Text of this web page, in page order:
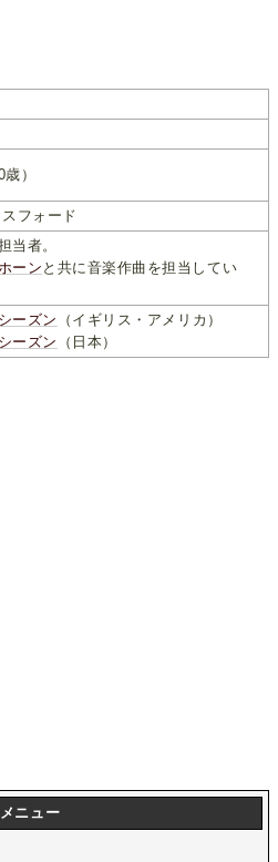
）
フォード
当者。
ーン と共に音楽作曲を担当してい
ーズン
（イギリス・アメリカ）
ーズン （日本）
メニュー